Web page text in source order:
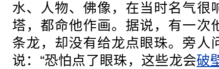
水、人物、佛像，在当时名气很
塔，都命他作画。据说，有一次
条龙，却没有给龙点眼珠。旁人
说：“恐怕点了眼珠，这些龙会破